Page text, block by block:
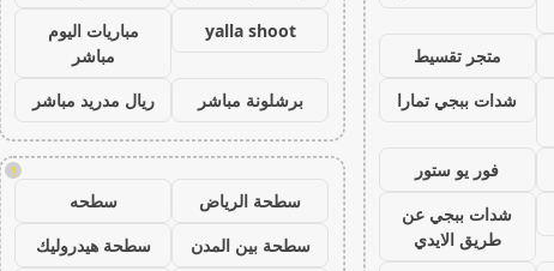
متجر تقسيط
شدات ببجي تمارا
فور يو ستور
شدات ببجي عن
طريق الايدي
yalla shoot
مباريات اليوم
مباشر
برشلونة مباشر
ريال مدريد مباشر
!
سطحة الرياض
سطحه
سطحة بين المدن
سطحة هيدروليك